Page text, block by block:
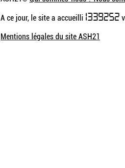
A ce jour, le site a accueilli 1339252
Mentions légales du site ASH21